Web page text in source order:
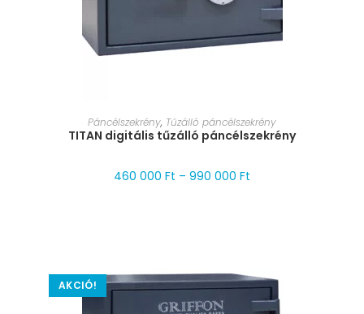
MÉRET VÁLASZTÁSA
Páncélszekrény, Tűzálló páncélszekrény
TITAN digitális tűzálló páncélszekrény
460 000 Ft – 990 000 Ft
AKCIÓ!